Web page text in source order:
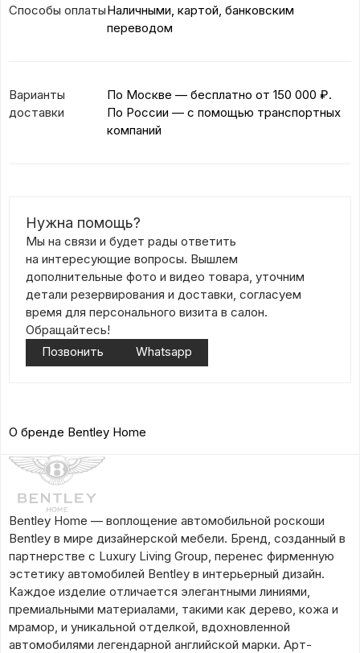
Способы оплатыНаличными, картой, банковским
переводом
Варианты
доставки
По Москве — бесплатно от 150 000 ₽.
По России — с помощью транспортных
компаний
Нужна помощь?
Мы на связи и будет рады ответить
на интересующие вопросы. Вышлем
дополнительные фото и видео товара, уточним
детали резервирования и доставки, согласуем
время для персонального визита в салон.
Обращайтесь!
Позвонить
Whatsapp
О бренде Bentley Home
Bentley Home — воплощение автомобильной роскоши
Bentley в мире дизайнерской мебели. Бренд, созданный в
партнерстве с Luxury Living Group, перенес фирменную
эстетику автомобилей Bentley в интерьерный дизайн.
Каждое изделие отличается элегантными линиями,
премиальными материалами, такими как дерево, кожа и
мрамор, и уникальной отделкой, вдохновленной
автомобилями легендарной английской марки. Арт-